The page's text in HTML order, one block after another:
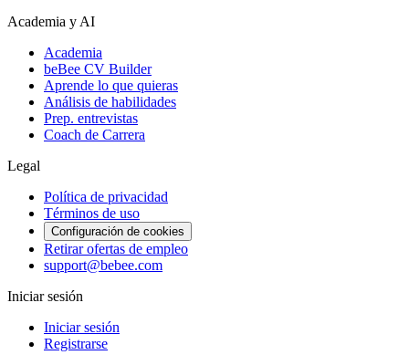
Academia y AI
Academia
beBee CV Builder
Aprende lo que quieras
Análisis de habilidades
Prep. entrevistas
Coach de Carrera
Legal
Política de privacidad
Términos de uso
Configuración de cookies
Retirar ofertas de empleo
support@bebee.com
Iniciar sesión
Iniciar sesión
Registrarse